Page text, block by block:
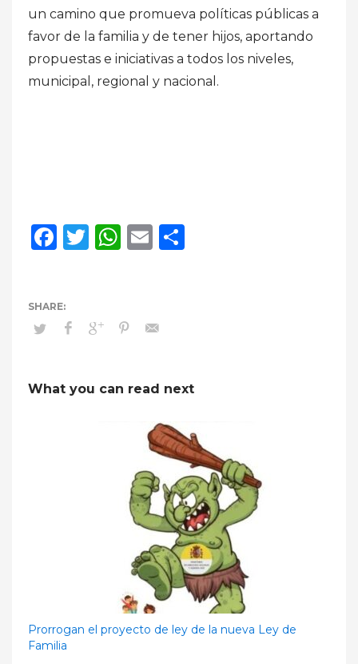
un camino que promueva políticas públicas a
favor de la familia y de tener hijos, aportando
propuestas e iniciativas a todos los niveles,
municipal, regional y nacional.
Facebook
Twitter
WhatsApp
Email
What you can read next
Prorrogan el proyecto de ley de la nueva Ley de
Familia